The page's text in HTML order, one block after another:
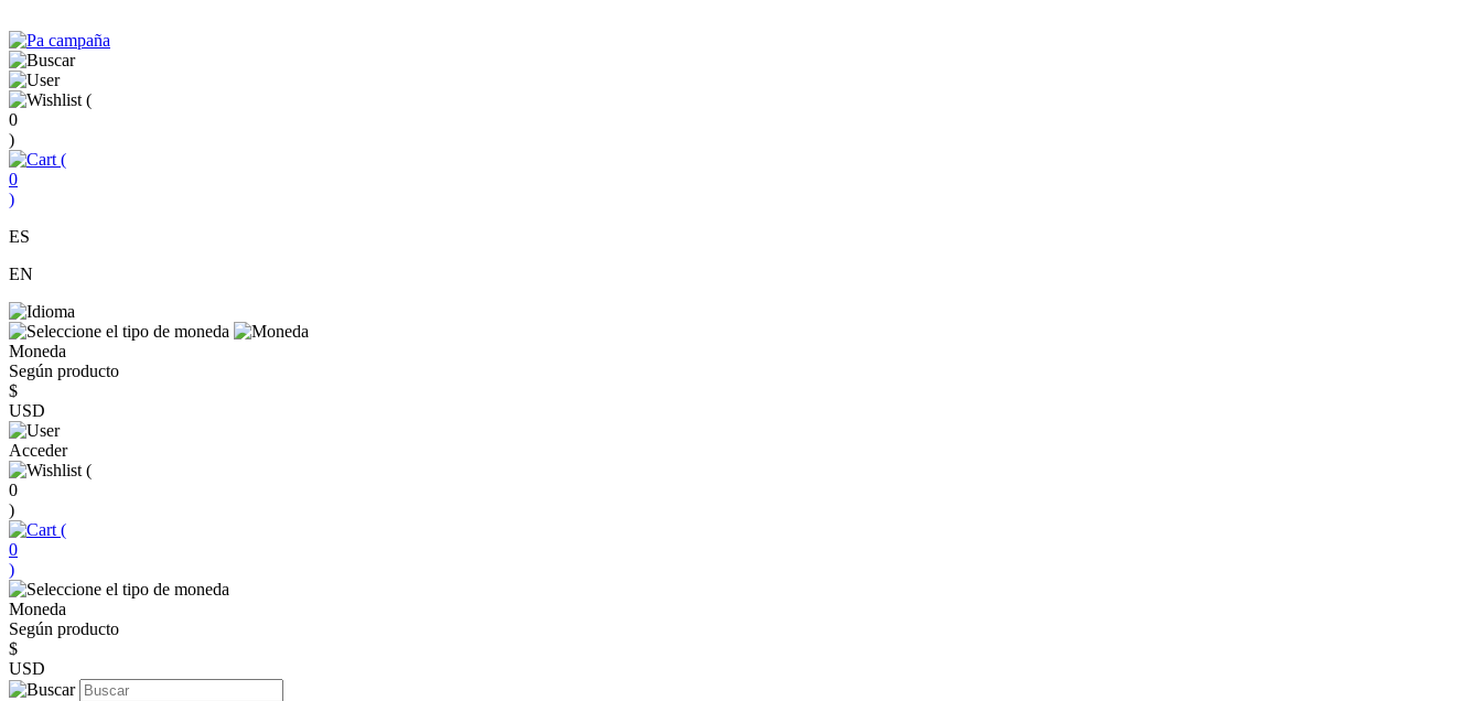
(
0
)
(
0
)
ES
EN
Moneda
Según producto
$
USD
Acceder
(
0
)
(
0
)
Moneda
Según producto
$
USD